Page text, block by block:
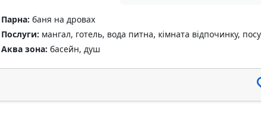
Парна: баня на дровах
Послуги: мангал, готель, вода питна, кімната відпочинку,
Аква зона: басейн, душ